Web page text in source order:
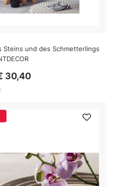
Steins und des Schmetterlings
30,40